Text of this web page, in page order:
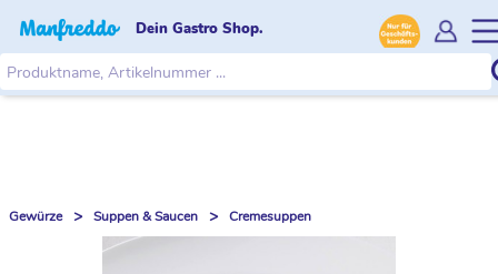
Dein Gastro Shop.
Gewürze > Suppen & Saucen > Cremesuppen